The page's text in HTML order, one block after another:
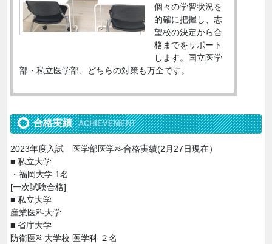
個々の学習状況を
的確に把握し、志
望校の決定から合
格までをサポート
します。国立医学
部・私立医学部、どちらの対策も万全です。
合格実績 ACHIEVEMENT
2023年度入試 医学部医学科合格実績(2月27日現在）
■ 私立大学
・福岡大学 1名
[一次試験合格]
■ 私立大学
産業医科大学
■ 省庁大学
防衛医科大学校 医学科 ２名